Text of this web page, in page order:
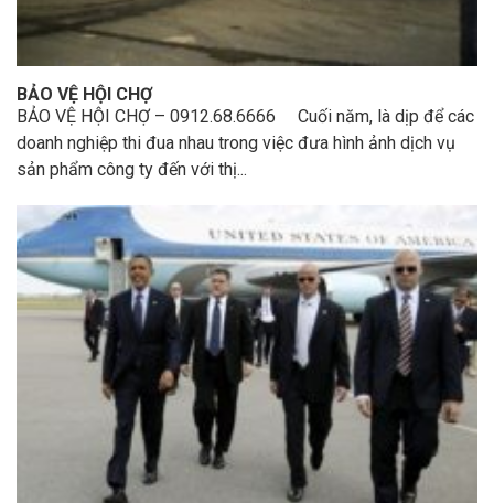
BẢO VỆ HỘI CHỢ
BẢO VỆ HỘI CHỢ – 0912.68.6666 Cuối năm, là dịp để các
doanh nghiệp thi đua nhau trong việc đưa hình ảnh dịch vụ
sản phẩm công ty đến với thị...